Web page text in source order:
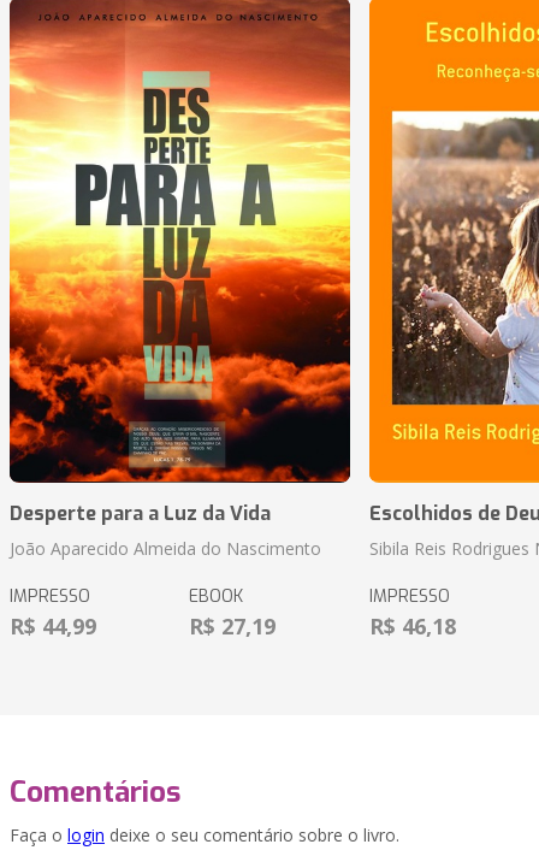
Desperte para a Luz da Vida
João Aparecido Almeida do Nascimento
IMPRESSO
R$ 44,99
EBOOK
R$ 27,19
Escolhidos de
Sibila Reis
IMPRESSO
R$ 46,18
Comentários
Faça o login deixe o seu comentário sobre o livro.